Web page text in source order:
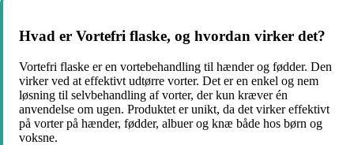
Hvad er Vortefri flaske, og hvordan virker det?
Vortefri flaske er en vortebehandling til hænder og fødder. Den
virker ved at effektivt udtørre vorter. Det er en enkel og nem
løsning til selvbehandling af vorter, der kun kræver én
anvendelse om ugen. Produktet er unikt, da det virker effektivt
på vorter på hænder, fødder, albuer og knæ både hos børn og
voksne.